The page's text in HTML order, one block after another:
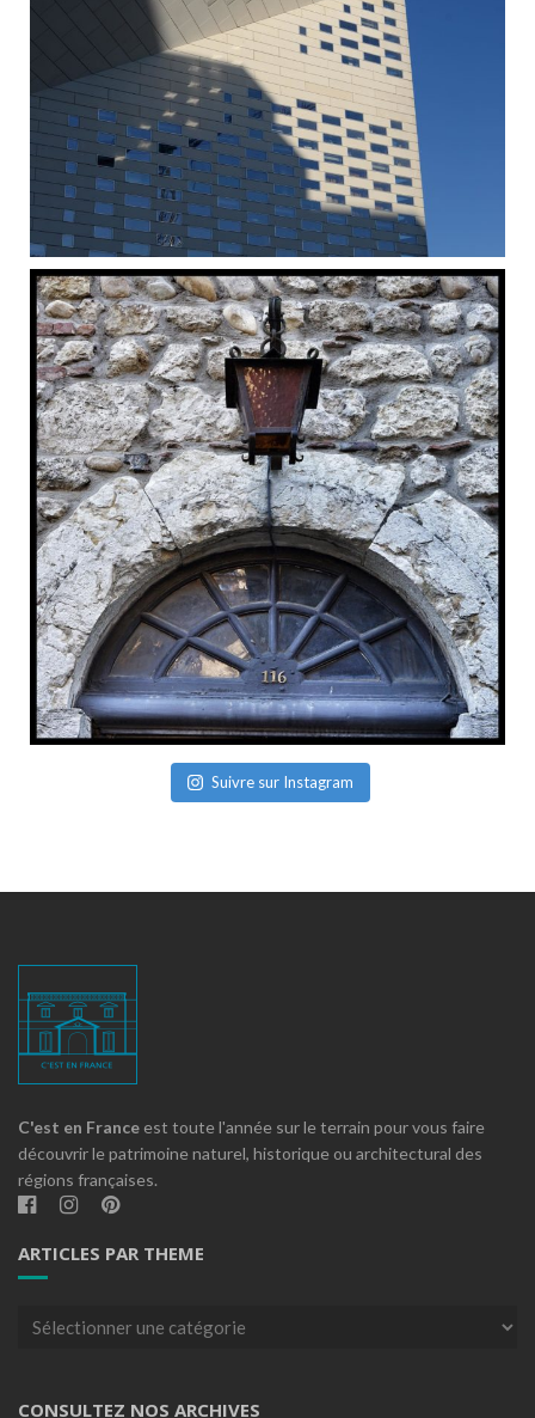
Suivre sur Instagram
C'est en France est toute l'année sur le terrain pour vous faire
découvrir le patrimoine naturel, historique ou architectural des
régions françaises.
ARTICLES PAR THEME
Articles
CONSULTEZ NOS ARCHIVES